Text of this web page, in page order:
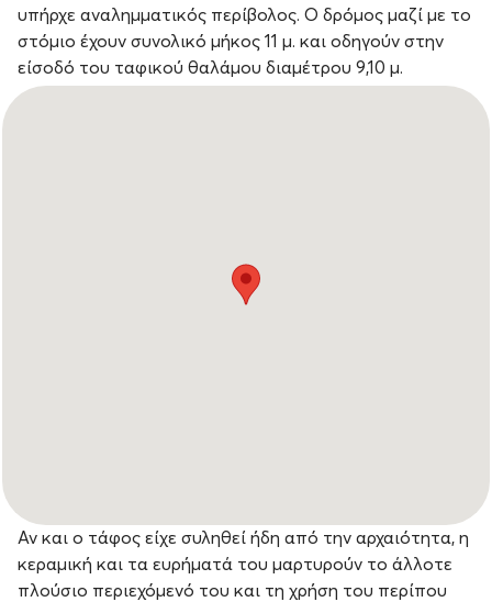
υπήρχε αναλημματικός περίβολος. Ο δρόμος μαζί με το
στόμιο έχουν συνολικό μήκος 11 μ. και οδηγούν στην
είσοδό του ταφικού θαλάμου διαμέτρου 9,10 μ.
Αν και ο τάφος είχε συληθεί ήδη από την αρχαιότητα, η
κεραμική και τα ευρήματά του μαρτυρούν το άλλοτε
πλούσιο περιεχόμενό του και τη χρήση του περίπου